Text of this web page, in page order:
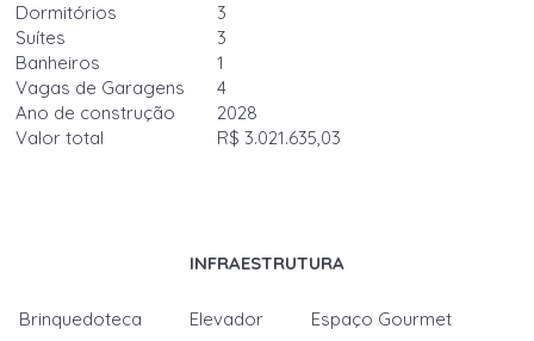
Dormitórios
3
Suítes
3
Banheiros
1
Vagas de Garagens
4
Ano de construção
2028
Valor total
R$ 3.021.635,03
INFRAESTRUTURA
Brinquedoteca Elevador
Espaço Gourmet